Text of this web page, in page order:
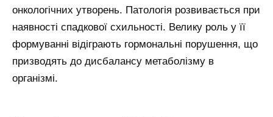
онкологічних утворень. Патологія розвивається при
наявності спадкової схильності. Велику роль у її
формуванні відіграють гормональні порушення, що
призводять до дисбалансу метаболізму в
організмі.